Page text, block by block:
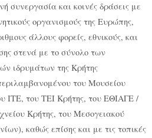
συνεργασία και κοινές δράσεις με
οργανισμούς της Ευρώπης,
άλλους φορείς, εθνικούς, και
στενά με το σύνολο των
ιδρυμάτων της Κρήτης
του Μουσείου
ΙΤΕ, του ΤΕΙ Κρήτης, του ΕΘΙΑΓΕ /
Κρήτης, του Μεσογειακού
καθώς επίσης και με τις τοπικές